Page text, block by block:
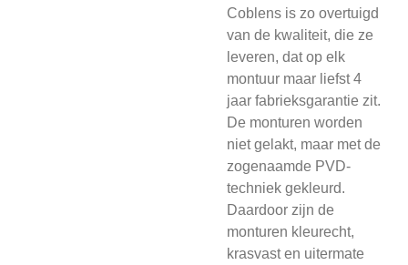
Coblens is zo overtuigd
van de kwaliteit, die ze
leveren, dat op elk
montuur maar liefst 4
jaar fabrieksgarantie zit.
De monturen worden
niet gelakt, maar met de
zogenaamde PVD-
techniek gekleurd.
Daardoor zijn de
monturen kleurecht,
krasvast en uitermate